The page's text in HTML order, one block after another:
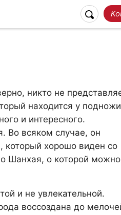
никто не
находится у
и интересного.
Во всяком случае, он
хорошо виден со
Шанхая, о которой можно
и не увлекательной.
воссоздана до